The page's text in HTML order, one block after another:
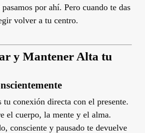
por ahí. Pero cuando te das
volver a tu centro.
y Mantener Alta tu
tu conexión directa con el presente.
el cuerpo, la mente y el alma.
consciente y pausado te devuelve